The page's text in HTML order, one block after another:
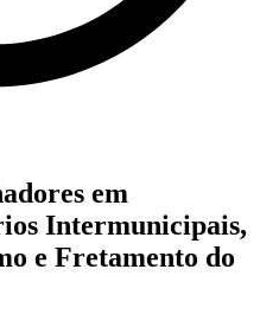
em
Intermunicipais,
e Fretamento do